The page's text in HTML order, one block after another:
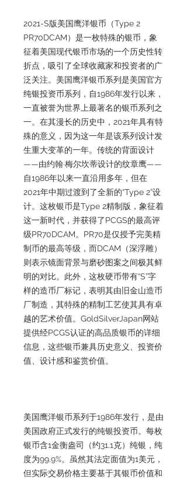
2021-S版美国鹰洋银币（Type 2
PR70DCAM）是一枚特殊的银币，象
征着美国现代银币市场的一个历史性转
折点，吸引了全球收藏家和投资者的广
泛关注。美国鹰洋银币系列是美国官方
纯银投资币系列，自1986年发行以来，
一直被誉为世界上最著名的银币系列之
一。在其漫长的历史中，2021年具有特
殊的意义，因为这一年是该系列设计发
生重大变革的一年。传统的背面设计
——由约翰·梅尔坎蒂设计的纹章鹰——
自1986年以来一直沿用多年，但在
2021年中期过渡到了全新的“Type 2”设
计。这枚银币是Type 2精制版，象征着
这一新时代，并获得了PCGS的最高评
级PR70DCAM。PR70是仅授予完美精
制币的最高等级，而DCAM（深浮雕）
则表示镜面背景与磨砂图案之间极其鲜
明的对比。此外，这枚硬币带有“S”字
样的造币厂标记，表明其由旧金山造币
厂制造，其特殊的精制工艺使其具有卓
越的艺术价值。GoldSilverJapan网站
提供经PCGS认证的高品质银币的详细
信息，这些银币兼具历史意义、投资价
值、设计感和鉴赏价值。
美国鹰洋银币系列于1986年发行，是由
美国政府正式发行的纯银投资币。每枚
银币含1金衡盎司（约31.1克）纯银，纯
度为99.9%。虽然其法定面值为1美元，
但实际交易价格主要基于其银币价值和